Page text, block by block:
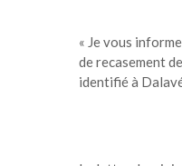
« Je vous
de recasement
identifié à